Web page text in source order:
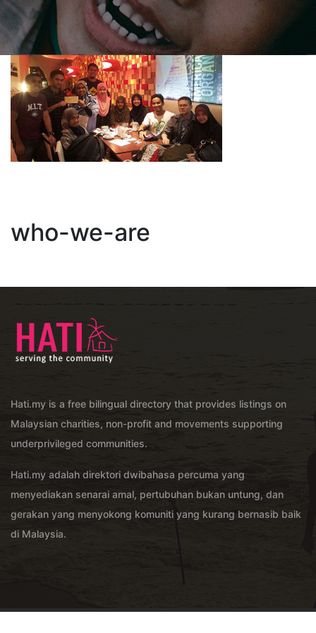
who-we-are
Hati.my is a free bilingual directory that provides listings on
Malaysian charities, non-profit and movements supporting
underprivileged communities.
Hati.my adalah direktori dwibahasa percuma yang
menyediakan senarai amal, pertubuhan bukan untung, dan
gerakan yang menyokong komuniti yang kurang bernasib baik
di Malaysia.